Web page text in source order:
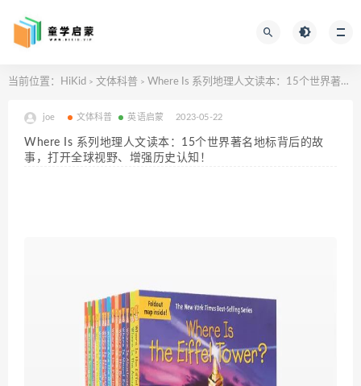
当前位置： HiKid > 文体科普 > Where Is 系列地理人文读本：15个世界著名地标背后的故事，打开全球视野、增强历史认知！
joe 文体科普 英语启蒙 2023-05-22
Where Is 系列地理人文读本：15个世界著名地标背后的故
事，打开全球视野、增强历史认知！